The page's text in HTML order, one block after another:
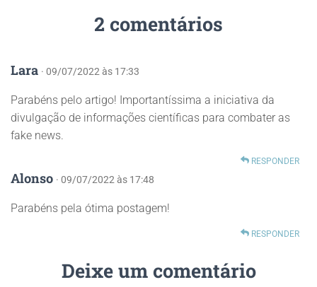
2 comentários
Lara · 09/07/2022 às 17:33
Parabéns pelo artigo! Importantíssima a iniciativa da
divulgação de informações científicas para combater as
fake news.
RESPONDER
Alonso · 09/07/2022 às 17:48
Parabéns pela ótima postagem!
RESPONDER
Deixe um comentário